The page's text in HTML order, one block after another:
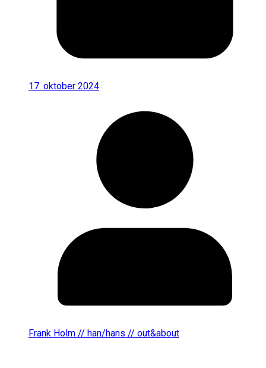
17. oktober 2024
Frank Holm // han/hans // out&about